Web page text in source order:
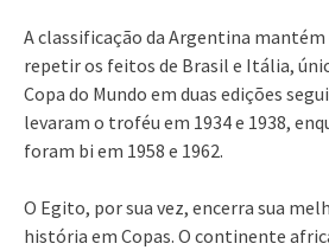
A classificação da Argentina mantém
repetir os feitos de Brasil e Itália,
Copa do Mundo em duas edições
levaram o troféu em 1934 e 1938,
foram bi em 1958 e 1962.
O Egito, por sua vez, encerra sua
história em Copas. O continente